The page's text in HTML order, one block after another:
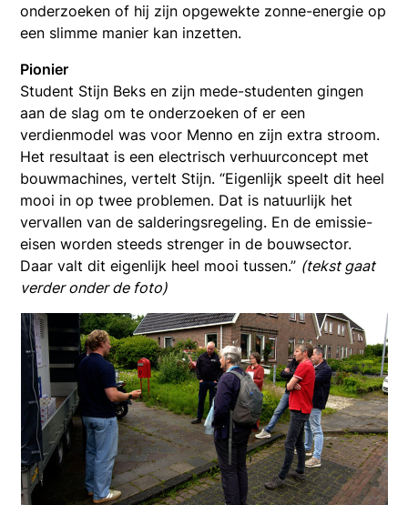
onderzoeken of hij zijn opgewekte zonne-energie op
een slimme manier kan inzetten.
Pionier
Student Stijn Beks en zijn mede-studenten gingen
aan de slag om te onderzoeken of er een
verdienmodel was voor Menno en zijn extra stroom.
Het resultaat is een electrisch verhuurconcept met
bouwmachines, vertelt Stijn. “Eigenlijk speelt dit heel
mooi in op twee problemen. Dat is natuurlijk het
vervallen van de salderingsregeling. En de emissie-
eisen worden steeds strenger in de bouwsector.
Daar valt dit eigenlijk heel mooi tussen.” (tekst gaat
verder onder de foto)